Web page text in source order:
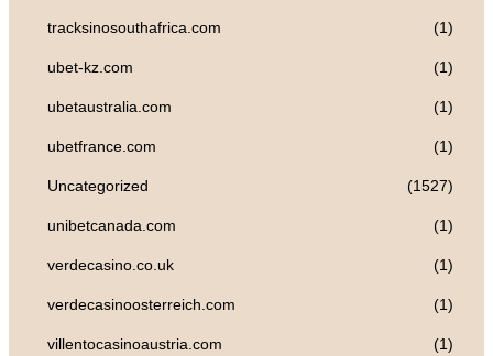
tracksinosouthafrica.com (1)
ubet-kz.com (1)
ubetaustralia.com (1)
ubetfrance.com (1)
Uncategorized (1527)
unibetcanada.com (1)
verdecasino.co.uk (1)
verdecasinoosterreich.com (1)
villentocasinoaustria.com (1)